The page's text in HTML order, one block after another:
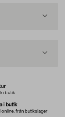
butik
i butik
online, från butikslager